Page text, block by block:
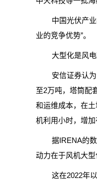
中国光伏产
业的竞争优势”。
大型化是风
安信证券认
至2万吨，塔筒配
和运维成本，在
机利用小时，增加
据IRENA的
动力在于风机大型
这在2022年